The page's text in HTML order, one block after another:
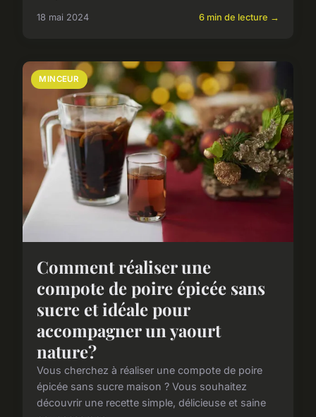
18 mai 2024 6 min de lecture →
MINCEUR
Comment réaliser une
compote de poire épicée sans
sucre et idéale pour
accompagner un yaourt
nature?
Vous cherchez à réaliser une compote de poire
épicée sans sucre maison ? Vous souhaitez
découvrir une recette simple, délicieuse et saine